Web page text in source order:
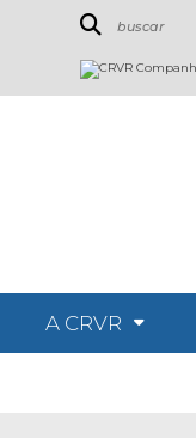
A CRVR